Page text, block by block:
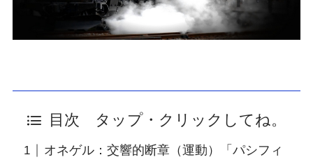
目次 タップ・クリックしてね。
オネゲル：交響的断章（運動）「パシフィ